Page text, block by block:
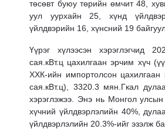
төсөвт буюу төрийн өмчит 48,
уул уурхайн 25, хүнд
үйлдвэрийн 16, хүнсний 19
Үүрэг хүлээсэн хэрэглэгчид
сая.кВт.ц цахилгаан эрчим хүч
ХХК-ийн импортолсон цахилгаан
сая.кВт.ц), 3320.3 мян.Гкал
хэрэглэжээ. Энэ нь Монгол
хүчний үйлдвэрлэлийн 40%,
үйлдвэрлэлийн 20.3%-ийг эзэлж